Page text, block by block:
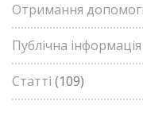
Отримання
Публічна інформація
Статті (109)